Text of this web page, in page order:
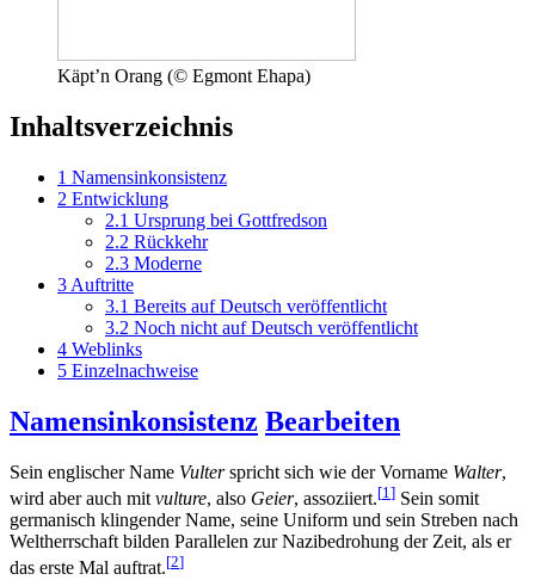
Käpt’n Orang (© Egmont Ehapa)
Inhaltsverzeichnis
1 Namensinkonsistenz
2 Entwicklung
2.1 Ursprung bei Gottfredson
2.2 Rückkehr
2.3 Moderne
3 Auftritte
3.1 Bereits auf Deutsch veröffentlicht
3.2 Noch nicht auf Deutsch veröffentlicht
4 Weblinks
5 Einzelnachweise
Namensinkonsistenz Bearbeiten
Sein englischer Name Vulterspricht sich wie der Vorname Walter,
wird aber auch mit vulture, also Geier, assoziiert.[1 ] Sein somit
germanisch klingender Name, seine Uniform und sein Streben nach
Weltherrschaft bilden Parallelen zur Nazibedrohung der Zeit, als er
das erste Mal auftrat.[2]